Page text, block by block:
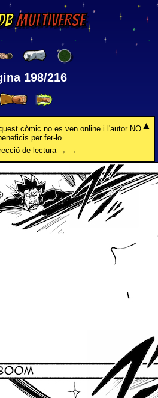
Multiverse
198/216
còmic no es ven online i l'autor NO
per fer-lo.
de lectura → →